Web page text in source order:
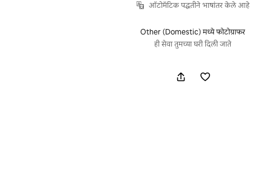
ऑटोमॅटिक पद्धतीने भाषांतर केले आहे
Other (Domestic) मध्ये फोटोग्राफर
ही सेवा तुमच्या घरी दिली जाते